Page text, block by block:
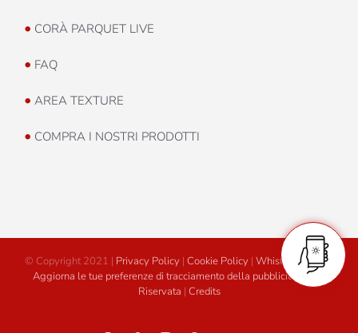
• CORÀ PARQUET LIVE
• FAQ
• AREA TEXTURE
• COMPRA I NOSTRI PRODOTTI
© Copyright 2021 | Privacy Policy | Cookie Policy | Whistleblowing
Aggiorna le tue preferenze di tracciamento della pubblicità
Area
Riservata | Credits